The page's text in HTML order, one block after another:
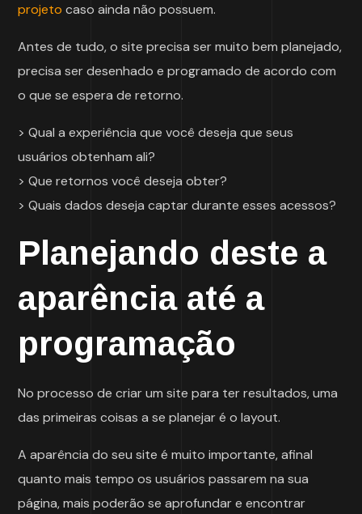
projeto caso ainda não possuem.
Antes de tudo, o site precisa ser muito bem planejado,
precisa ser desenhado e programado de acordo com
o que se espera de retorno.
> Qual a experiência que você deseja que seus
usuários obtenham ali?
> Que retornos você deseja obter?
> Quais dados deseja captar durante esses acessos?
Planejando deste a
aparência até a
programação
No processo de criar um site para ter resultados, uma
das primeiras coisas a se planejar é o layout.
A aparência do seu site é muito importante, afinal
quanto mais tempo os usuários passarem na sua
página, mais poderão se aprofundar e encontrar